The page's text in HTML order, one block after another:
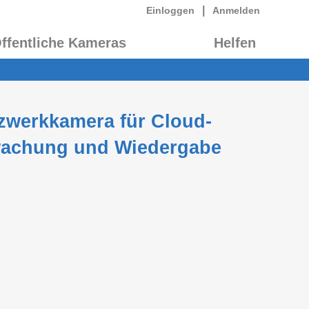
Einloggen Anmelden
Kameras Helfen
für Cloud-
und Wiedergabe